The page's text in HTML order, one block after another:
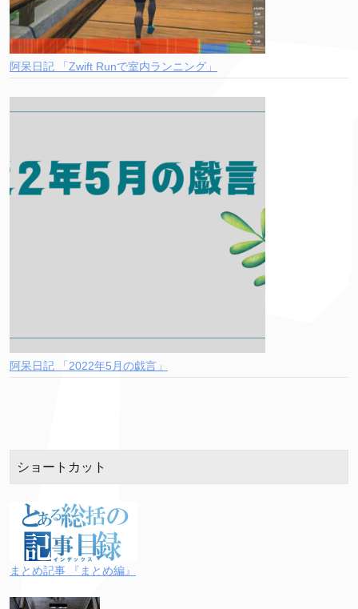
阿呆日記 「Zwift Runで室内ランニング」
阿呆日記 「2022年5月の戯言」
ショートカット
まとめ記事 『まとめ編』